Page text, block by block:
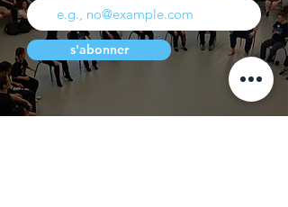
s'abonner